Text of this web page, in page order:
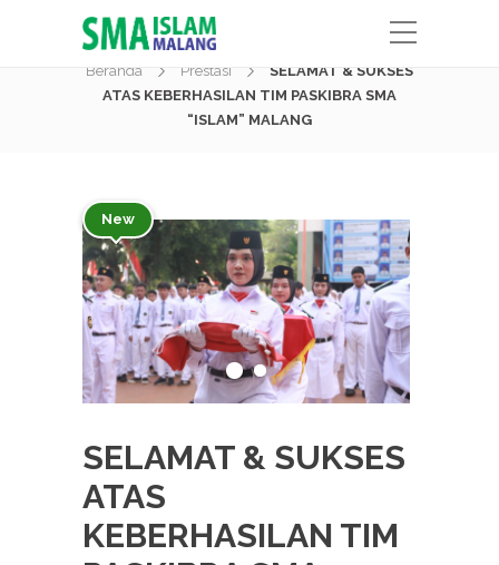
Beranda Prestasi
SELAMAT & SUKSES
ATAS KEBERHASILAN TIM PASKIBRA SMA
“ISLAM” MALANG
New
SELAMAT & SUKSES
ATAS
KEBERHASILAN TIM